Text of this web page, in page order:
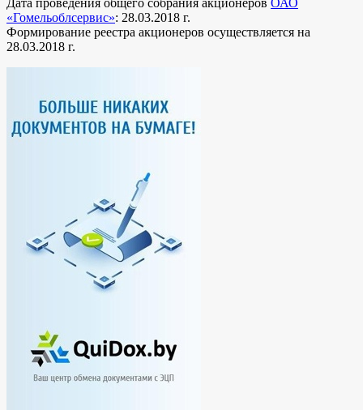
«Гомельоблсервис»: 28.03.2018 г.
Формирование реестра акционеров осуществляется на
28.03.2018 г.